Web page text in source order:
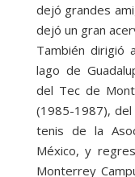
dejó grandes
dejó un gran
También dirigió
lago de
del Tec de
(1985-1987),
tenis de la
México, y
Monterrey